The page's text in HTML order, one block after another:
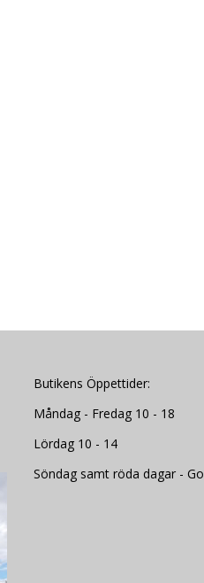
Butikens Öppettider:
Måndag - Fredag 10 - 18
Lördag 10 - 14
Söndag samt röda dagar -